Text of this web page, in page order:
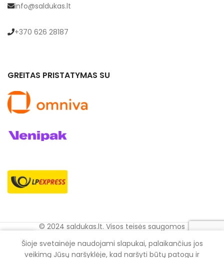
info@saldukas.lt
+370 626 28187
GREITAS PRISTATYMAS SU
© 2024 saldukas.lt. Visos teisės saugomos
Šioje svetainėje naudojami slapukai, palaikančius jos
veikimą Jūsų naršyklėje, kad naršyti būtų patogu ir
Krepšelis
Mano Paskyra